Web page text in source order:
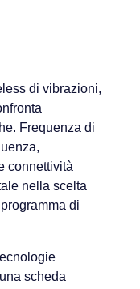
di vibrazioni,
Frequenza di
connettività
nella scelta
di
scheda